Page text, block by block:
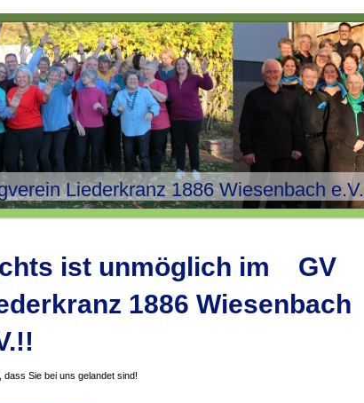
Liederkranz 1886 Wiesenbach e.V.
ist unmöglich im GV
1886 Wiesenbach
dass Sie bei uns gelandet sind!